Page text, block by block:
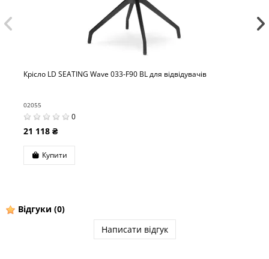
033-F90 BL для відвідувачів
Крісло LD SEATING
Відгуки (0)
Написати відгук